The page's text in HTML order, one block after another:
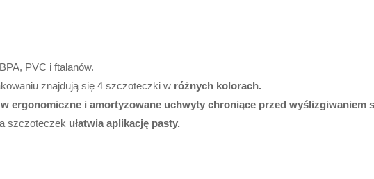
PVC i ftalanów.
znajdują się 4 szczoteczki w różnych kolorach.
ergonomiczne i amortyzowane uchwyty chroniące przed wyślizgiwaniem
szczoteczek ułatwia aplikację pasty.